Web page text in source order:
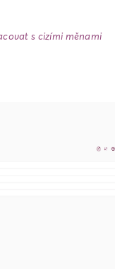
s cizími měnami